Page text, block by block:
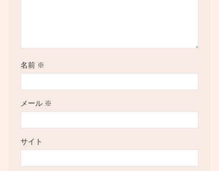
名前 ※
メール ※
サイト